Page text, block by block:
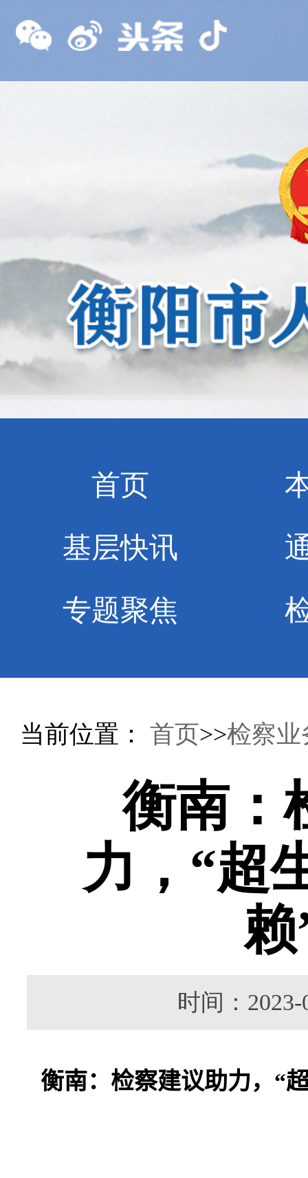
首页
基层快讯
专题聚焦
当前位置：首页>>检察业
衡南：
力，“超
时间：
衡南：检察建议助力，“